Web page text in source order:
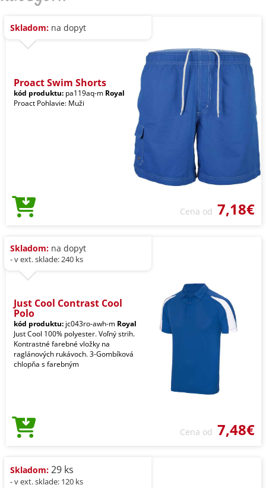
Skladom: na dopyt
Proact Swim Shorts
kód produktu: pa119aq-m Royal
Proact Pohlavie: Muži
Cena od 7,18€
Skladom: na dopyt
- v ext. sklade: 240 ks
Just Cool Contrast Cool
Polo
kód produktu: jc043ro-awh-m Royal
Just Cool 100% polyester. Voľný strih.
Kontrastné farebné vložky na
raglánových rukávoch. 3-Gombíková
chlopňa s farebným
Cena od 7,48€
Skladom: 29 ks
- v ext. sklade: 120 ks